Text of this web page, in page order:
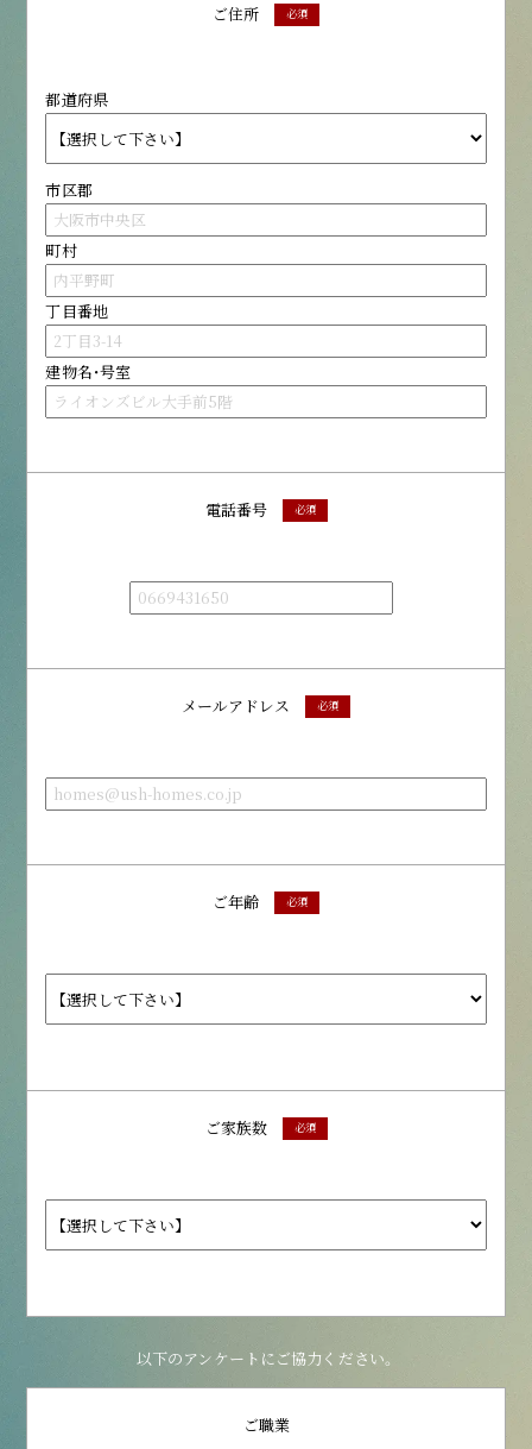
ご住所 必須
都道府県
市区郡
町村
丁目番地
建物名・号室
電話番号 必須
メールアドレス 必須
ご年齢 必須
ご家族数 必須
以下のアンケートにご協力ください。
ご職業